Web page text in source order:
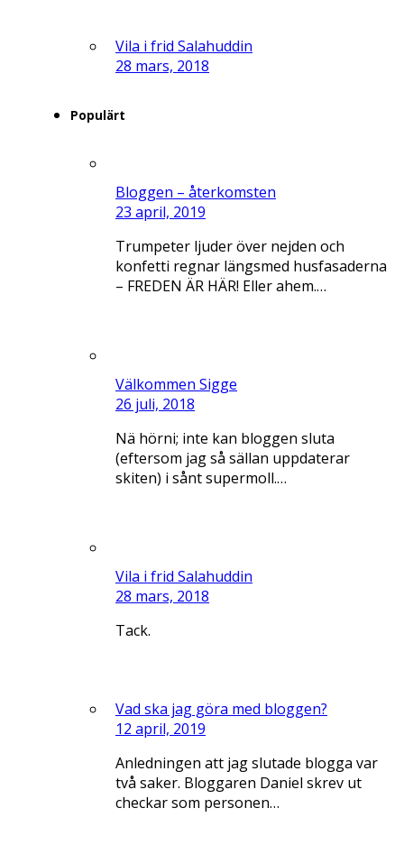
Vila i frid Salahuddin
28 mars, 2018
Populärt
Bloggen – återkomsten
23 april, 2019
Trumpeter ljuder över nejden och
konfetti regnar längsmed husfasaderna
– FREDEN ÄR HÄR! Eller ahem.…
Välkommen Sigge
26 juli, 2018
Nä hörni; inte kan bloggen sluta
(eftersom jag så sällan uppdaterar
skiten) i sånt supermoll.…
Vila i frid Salahuddin
28 mars, 2018
Tack.
Vad ska jag göra med bloggen?
12 april, 2019
Anledningen att jag slutade blogga var
två saker. Bloggaren Daniel skrev ut
checkar som personen…